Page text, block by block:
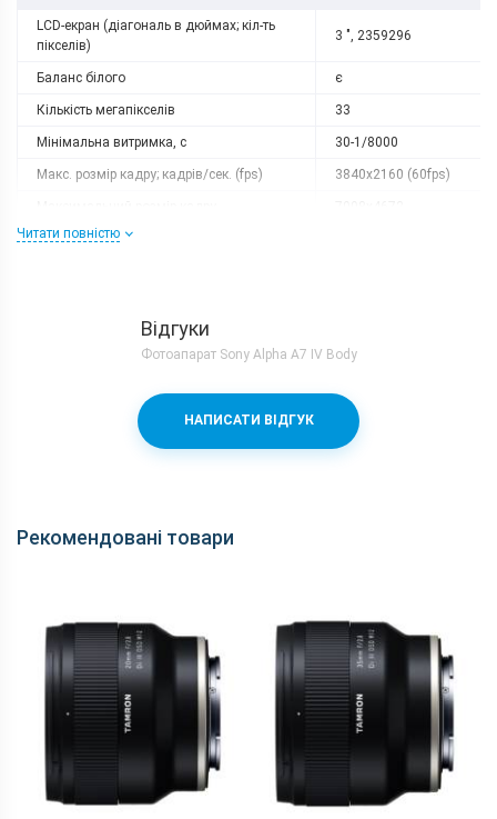
LCD-екран (діагональ в дюймах; кіл-ть
пікселів)
3 ", 2359296
Баланс білого є
Кількість мегапікселів 33
Мінімальна витримка, с 30-1/8000
Макс. розмір кадру; кадрів/сек. (fps) 3840x2160 (60fps)
Серійна зйомка, кадрів/сек
Слот розширення 2x SD/SDHC/SDXC
CMOS
залежить від
Корпус
Комунікації
Wi-Fi є
Характеристики та комплектацію товару виробник може
змінити без повідомлення.
Читати повністю
Відгуки
Фотоапарат Sony Alpha A7 IV Body
НАПИСАТИ ВІДГУК
Рекомендовані товари